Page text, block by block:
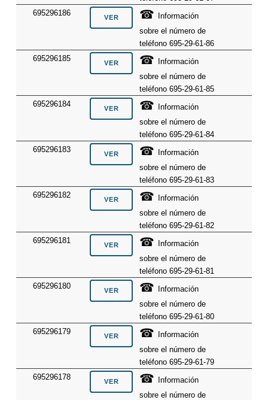
695296186
☎ Información
sobre el número de
teléfono 695-29-61-86
695296185
☎ Información
sobre el número de
teléfono 695-29-61-85
695296184
☎ Información
sobre el número de
teléfono 695-29-61-84
695296183
☎ Información
sobre el número de
teléfono 695-29-61-83
695296182
☎ Información
sobre el número de
teléfono 695-29-61-82
695296181
☎ Información
sobre el número de
teléfono 695-29-61-81
695296180
☎ Información
sobre el número de
teléfono 695-29-61-80
695296179
☎ Información
sobre el número de
teléfono 695-29-61-79
695296178
☎ Información
sobre el número de